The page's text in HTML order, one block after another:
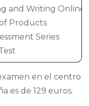
and Writing Online
Products
Series
en el centro
es de 129 euros.